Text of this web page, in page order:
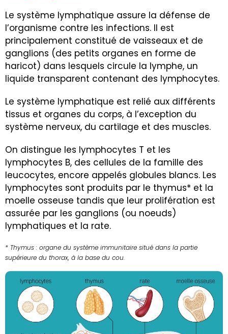
Le système lymphatique assure la défense de
l’organisme contre les infections. Il est
principalement constitué de vaisseaux et de
ganglions (des petits organes en forme de
haricot) dans lesquels circule la lymphe, un
liquide transparent contenant des lymphocytes.
Le système lymphatique est relié aux différents
tissus et organes du corps, à l’exception du
système nerveux, du cartilage et des muscles.
On distingue les lymphocytes T et les
lymphocytes B, des cellules de la famille des
leucocytes, encore appelés globules blancs. Les
lymphocytes sont produits par le thymus* et la
moelle osseuse tandis que leur prolifération est
assurée par les ganglions (ou noeuds)
lymphatiques et la rate.
* Thymus : organe du système immunitaire situé dans la partie
supérieure du thorax, à la base du cou.